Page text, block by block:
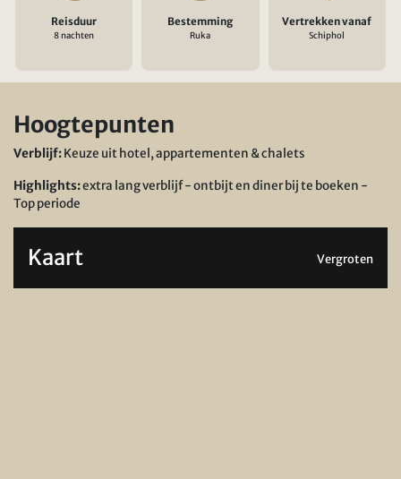
Reisduur
8 nachten
Bestemming
Ruka
Vertrekken vanaf
Schiphol
Hoogtepunten
Verblijf:Keuze uit hotel, appartementen & chalets
Highlights:extra lang verblijf - ontbijt en diner bij te boeken -
Top periode
Kaart Vergroten